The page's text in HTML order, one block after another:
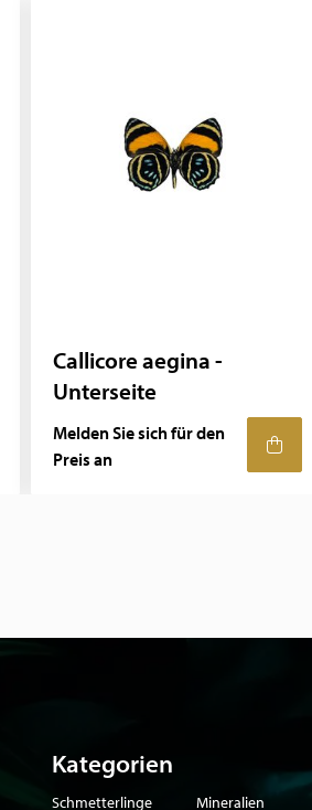
Callicore aegina -
Unterseite
Melden Sie sich für den
Preis an
Kategorien
Schmetterlinge Mineralien